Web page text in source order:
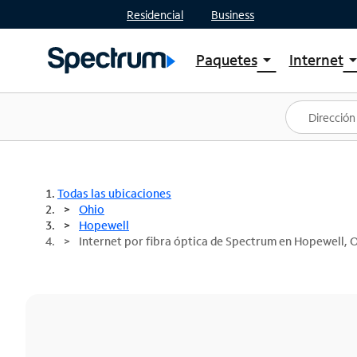
Residencial Business
Paquetesarrow_drop_down
Ver paquetes
Spectrum One
Mejores ofertas
Internetarrow_drop_down
Planes
Todas las ubicaciones
Ohio
Hopewell
Internet por fibra óptica de Spectrum en Hopewell,